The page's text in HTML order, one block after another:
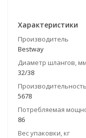
Характеристики
Производитель
Bestway
Диаметр шлангов, мм
32/38
5678
Потребляемая
86
Вес упаковки, кг